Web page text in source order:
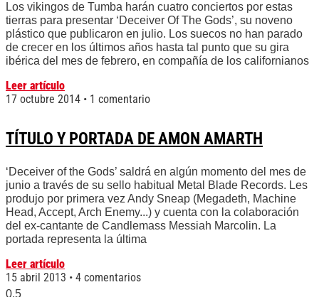
Los vikingos de Tumba harán cuatro conciertos por estas
tierras para presentar ‘Deceiver Of The Gods’, su noveno
plástico que publicaron en julio. Los suecos no han parado
de crecer en los últimos años hasta tal punto que su gira
ibérica del mes de febrero, en compañía de los californianos
Leer artículo
17 octubre 2014
1 comentario
TÍTULO Y PORTADA DE AMON AMARTH
‘Deceiver of the Gods’ saldrá en algún momento del mes de
junio a través de su sello habitual Metal Blade Records. Les
produjo por primera vez Andy Sneap (Megadeth, Machine
Head, Accept, Arch Enemy...) y cuenta con la colaboración
del ex-cantante de Candlemass Messiah Marcolin. La
portada representa la última
Leer artículo
15 abril 2013
4 comentarios